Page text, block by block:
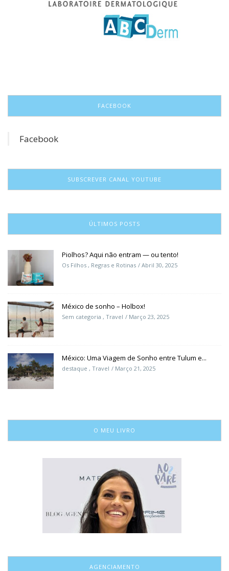
FACEBOOK
Facebook
SUBSCREVER CANAL YOUTUBE
ÚLTIMOS POSTS
Piolhos? Aqui não entram — ou tento!
Os Filhos , Regras e Rotinas Abril 30, 2025
México de sonho – Holbox!
Sem categoria , Travel Março 23, 2025
México: Uma Viagem de Sonho entre Tulum e...
destaque , Travel Março 21, 2025
O MEU LIVRO
AGENCIAMENTO